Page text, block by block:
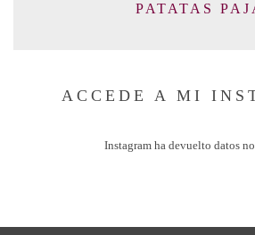
PATATAS
ACCEDE A MI
Instagram ha devuelto datos